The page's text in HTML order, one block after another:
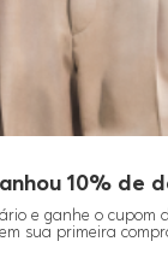
10% de
e ganhe o cupom
em sua primeira